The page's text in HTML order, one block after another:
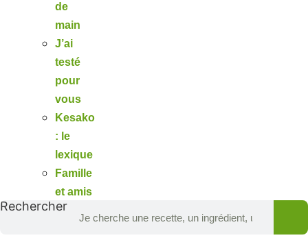
de
main
J’ai
testé
pour
vous
Kesako
: le
lexique
Famille
et amis
Rechercher